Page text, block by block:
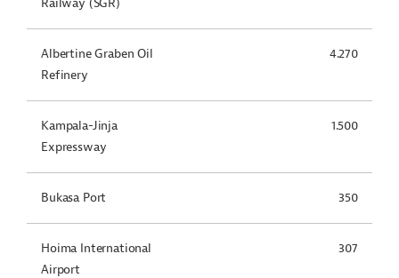
Railway (SGR)
Albertine Graben Oil
Refinery
4.270
Kampala-Jinja
Expressway
1.500
Bukasa Port 350
Hoima International
Airport
307